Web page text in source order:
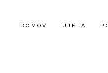
DOMOV UJETA